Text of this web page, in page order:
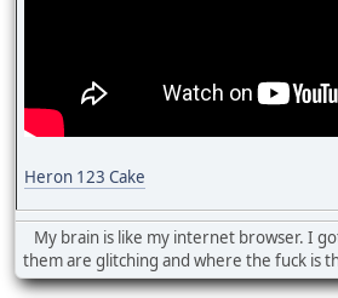
Heron 123 Cake
My brain is like my internet browser. I
them are glitching and where the fuck is